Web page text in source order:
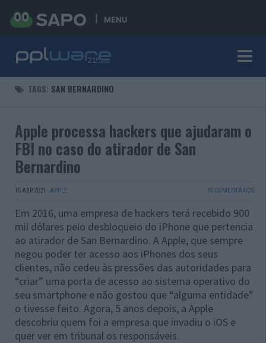
MENU
TAGS: SAN BERNARDINO
Apple processa hackers que ajudaram o
FBI no caso do atirador de San
Bernardino
15 ABR 2021 · APPLE 95 COMENTÁRIOS
Em 2016, uma empresa de hackers terá recebido 900
mil dólares pelo desbloqueio do iPhone que pertencia
ao atirador de San Bernardino. A Apple, que sempre
negou poder ter acesso aos iPhones dos seus
clientes, não cedeu às pressões das autoridades para
“criar” uma porta de acesso ao sistema operativo do
seu smartphone e não gostou que “alguma entidade”
o tivesse feito. Agora, 5 anos depois, a Apple
descobriu quem foi a empresa que invadiu o iOS e
quer ver em tribunal os responsáveis.